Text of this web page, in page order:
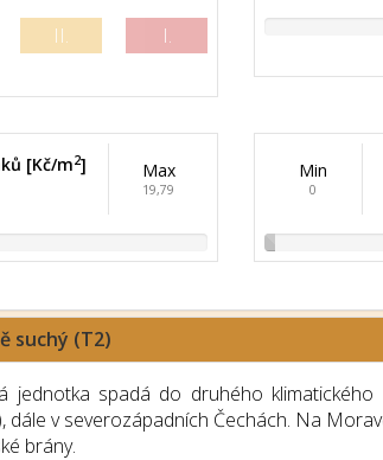
II. I.
[Kč/m2] Max
19,79
Min
0
suchý (T2)
jednotka spadá do druhého
v severozápadních Čechách. Na
brány.